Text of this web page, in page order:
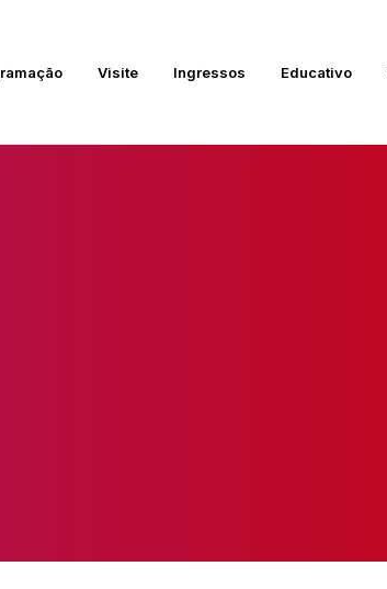
Visite Ingressos Educativo